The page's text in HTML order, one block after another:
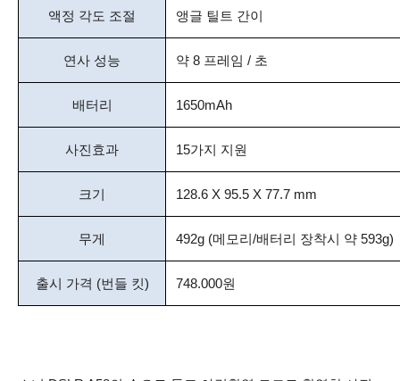
액정 각도 조절 앵글 틸트 간이
연사 성능 약 8 프레임 / 초
배터리 1650mAh
사진효과 15가지 지원
크기 128.6 X 95.5 X 77.7 mm
무게 492g (메모리/배터리 장착시 약 593g)
출시 가격 (번들 킷) 748.000원